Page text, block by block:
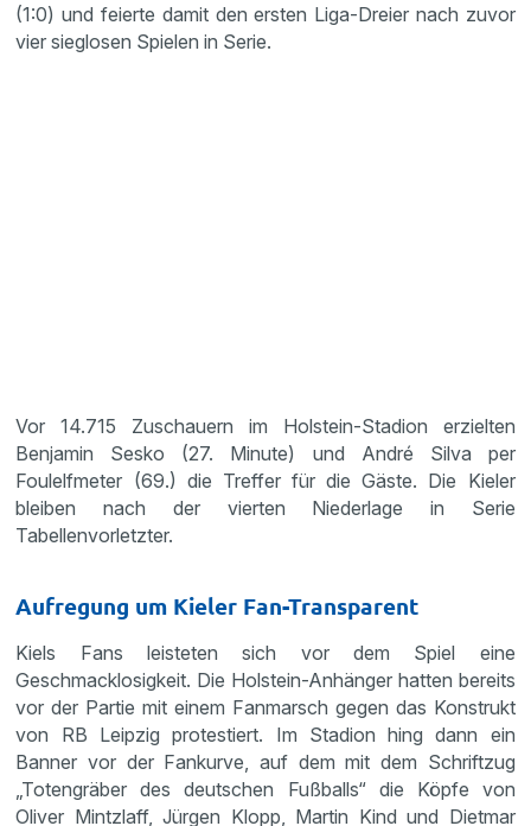
(1:0) und feierte damit den ersten Liga-Dreier nach zuvor
vier sieglosen Spielen in Serie.
Vor 14.715 Zuschauern im Holstein-Stadion erzielten
Benjamin Sesko (27. Minute) und André Silva per
Foulelfmeter (69.) die Treffer für die Gäste. Die Kieler
bleiben nach der vierten Niederlage in Serie
Tabellenvorletzter.
Aufregung um Kieler Fan-Transparent
Kiels Fans leisteten sich vor dem Spiel eine
Geschmacklosigkeit. Die Holstein-Anhänger hatten bereits
vor der Partie mit einem Fanmarsch gegen das Konstrukt
von RB Leipzig protestiert. Im Stadion hing dann ein
Banner vor der Fankurve, auf dem mit dem Schriftzug
„Totengräber des deutschen Fußballs“ die Köpfe von
Oliver Mintzlaff, Jürgen Klopp, Martin Kind und Dietmar